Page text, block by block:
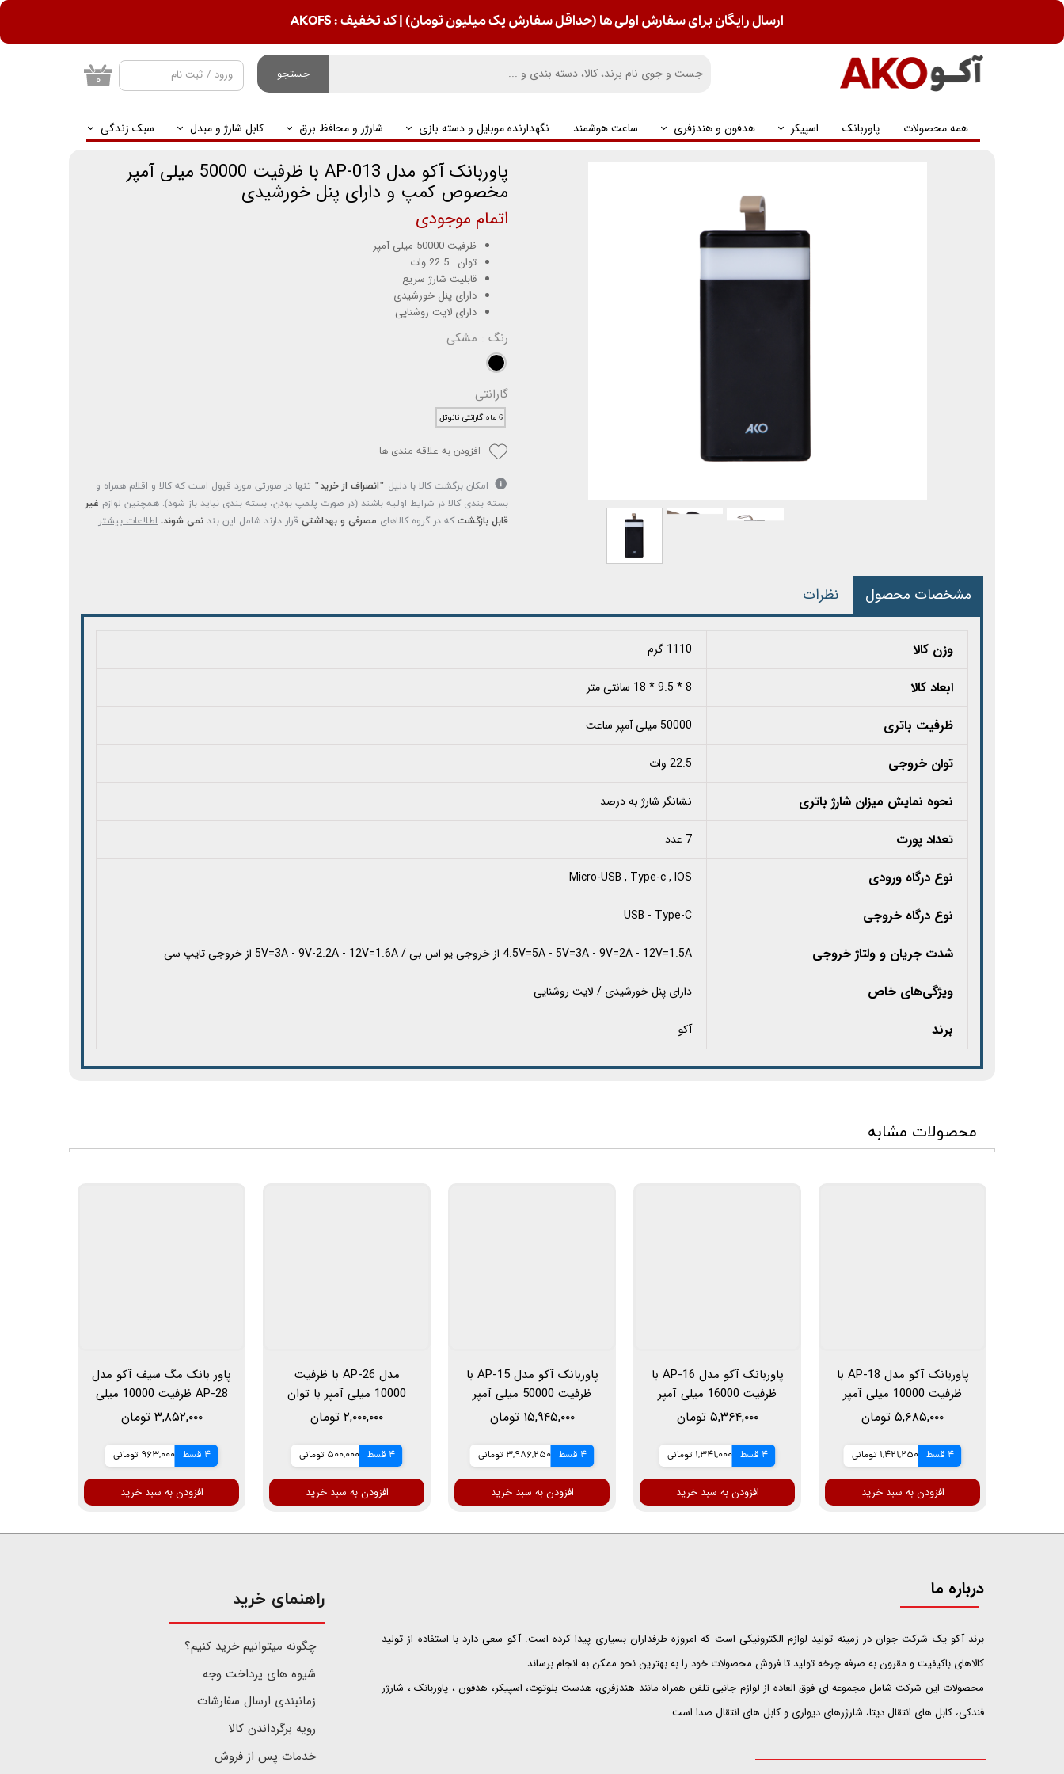
جستجو
همه محصولات پاوربانک اسپیکر هدفون و هندزفری ساعت هوشمند نگهدارنده موبایل و دسته بازی شارژر و محافظ برق کابل شارژ و مبدل سبک زندگی
ورود / ثبت نام
تغییر گذر واژه
۰
ارسال رایگان برای سفارش اولی ها (حداقل سفارش یک میلیون تومان) | کد تخفیف : AKOFS
پاوربانک آکو مدل AP-013 با ظرفیت 50000 میلی آمپر
مخصوص کمپ و دارای پنل خورشیدی
اتمام موجودی
ظرفیت 50000 میلی آمپر
توان : 22.5 وات
قابلیت شارژ سریع
دارای پنل خورشیدی
دارای لایت روشنایی
رنگ : مشکی
گارانتی
6 ماه گارانتی نانوتل
افزودن به علاقه مندی ها
امکان برگشت کالا با دلیل "انصراف از خرید" تنها در صورتی مورد قبول است که کالا و اقلام همراه و
بسته بندی کالا در شرایط اولیه باشند (در صورت پلمپ بودن، بسته بندی نباید باز شود). همچنین لوازم غیر
قابل بازگشت که در گروه کالاهای مصرفی و بهداشتی قرار دارند شامل این بند نمی شوند. اطلاعات بیشتر
مشخصات محصول نظرات
وزن کالا 1110 گرم
ابعاد کالا 8 * 9.5 * 18 سانتی متر
ظرفیت باتری 50000 میلی آمپر ساعت
توان خروجی 22.5 وات
نحوه نمایش میزان شارژ باتری نشانگر شارژ به درصد
تعداد پورت 7 عدد
نوع درگاه ورودی Micro-USB , Type-c , IOS
نوع درگاه خروجی USB - Type-C
شدت جریان و ولتاژ خروجی 4.5V=5A - 5V=3A - 9V=2A - 12V=1.5A از خروجی یو اس بی / 5V=3A - 9V-2.2A - 12V=1.6A از خروجی تایپ سی
ویژگی‌های خاص دارای پنل خورشیدی / لایت روشنایی
برند آکو
محصولات مشابه
پاوربانک آکو مدل AP-18 با
ظرفیت 10000 میلی آمپر
ساعت دارای خروجی شارژ
۵,۶۸۵,۰۰۰ تومان
4 قسط 1,421,250 تومانی
افزودن به سبد خرید
پاوربانک آکو مدل AP-16 با
ظرفیت 16000 میلی آمپر
ساعت
۵,۳۶۴,۰۰۰ تومان
4 قسط 1,341,000 تومانی
افزودن به سبد خرید
پاوربانک آکو مدل AP-15 با
ظرفیت 50000 میلی آمپر
ساعت مناسب برای سفر یا
۱۵,۹۴۵,۰۰۰ تومان
4 قسط 3,986,250 تومانی
افزودن به سبد خرید
مدل AP-26 با ظرفیت
10000 میلی آمپر با توان
خروجی 22.5 وات
۲,۰۰۰,۰۰۰ تومان
4 قسط 500,000 تومانی
افزودن به سبد خرید
پاور بانک مگ سیف آکو مدل
AP-28 ظرفیت 10000 میلی
آمپر ساعت
۳,۸۵۲,۰۰۰ تومان
4 قسط 963,000 تومانی
افزودن به سبد خرید
درباره ما
​​​​​​​برند آکو یک شرکت جوان در زمینه تولید لوازم الکترونیکی است که امروزه طرفداران بسیاری پیدا کرده است. آکو سعی دارد با استفاده از تولید
کالاهای باکیفیت و مقرون به صرفه چرخه تولید تا فروش محصولات خود را به بهترین نحو ممکن به انجام برساند.
محصولات این شرکت شامل مجموعه ای فوق العاده از لوازم جانبی تلفن همراه مانند هندزفری، هدست بلوتوث، اسپیکر، هدفون ، پاوربانک ، شارژر
فندکی، کابل های انتقال دیتا، شارژرهای دیواری و کابل های انتقال صدا است.
​راهنمای خرید
چگونه میتوانیم خرید کنیم؟
شیوه های پرداخت وجه
زمانبندی ارسال سفارشات
رویه برگرداندن کالا
خدمات پس از فروش